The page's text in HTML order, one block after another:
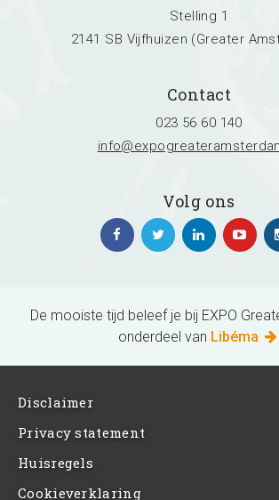
Stelling 1
2141 SB Vijfhuizen (Greater
Contact
023 56 60 140
Volg ons
De mooiste tijd beleef je bij EXPO
onderdeel van Libéma
Disclaimer
Privacy statement
Huisregels
Cookieverklaring